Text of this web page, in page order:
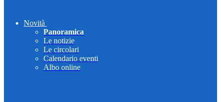
Novità
Panoramica
Le notizie
Le circolari
Calendario eventi
Albo online